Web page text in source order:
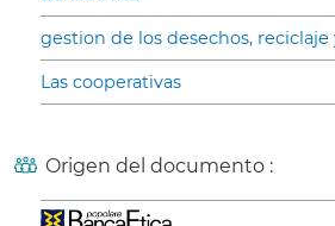
gestion de los desechos,
Las cooperativas
Origen del documento :